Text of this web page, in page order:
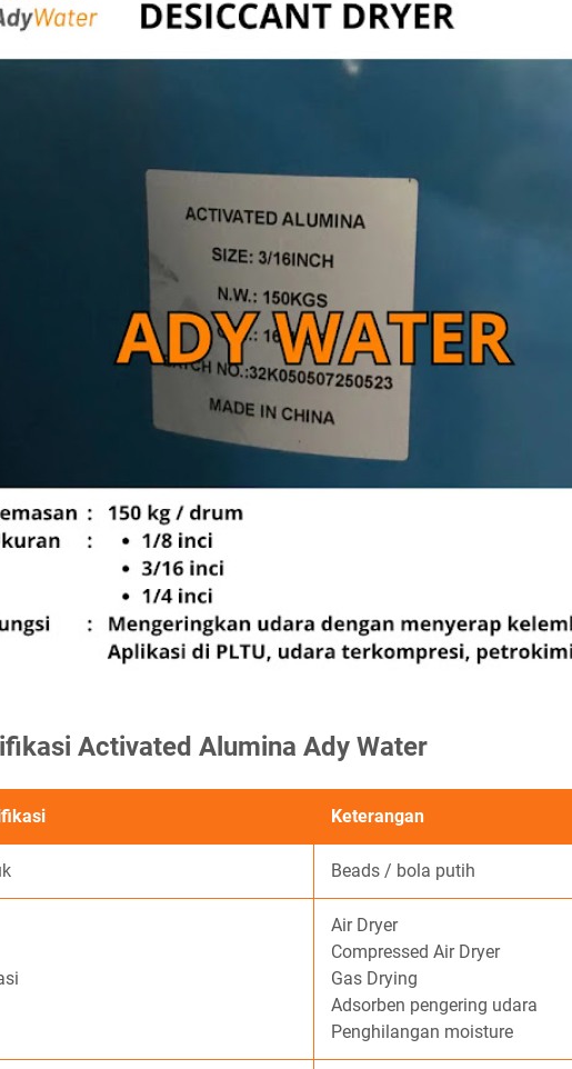
Activated Alumina Ady Water
Keterangan
Beads / bola putih
Air Dryer
Compressed Air Dryer
Gas Drying
Adsorben pengering udara
Penghilangan moisture